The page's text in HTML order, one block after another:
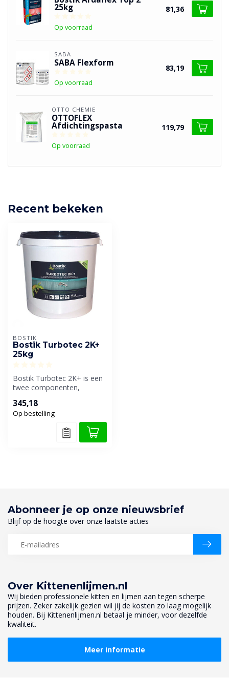
25kg
Op voorraad
81,36
SABA
SABA Flexform
Op voorraad
83,19
OTTO CHEMIE
OTTOFLEX
Afdichtingspasta
Op voorraad
119,79
Recent bekeken
BOSTIK
Bostik Turbotec 2K+
25kg
Bostik Turbotec 2K+ is een
twee componenten,
afdichtende laa...
345,18
Op bestelling
Over Kittenenlijmen.nl
Wij bieden professionele kitten en lijmen aan tegen scherpe
prijzen. Zeker zakelijk gezien wil jij de kosten zo laag mogelijk
houden. Bij Kittenenlijmen.nl betaal je minder, voor dezelfde
kwaliteit.
Meer informatie
Abonneer je op onze nieuwsbrief
Blijf op de hoogte over onze laatste acties